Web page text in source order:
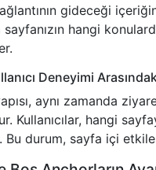
gideceği
sayfanızın hangi
Deneyimi
aynı zamanda
Kullanıcılar, hangi
Bu durum, sayfa içi